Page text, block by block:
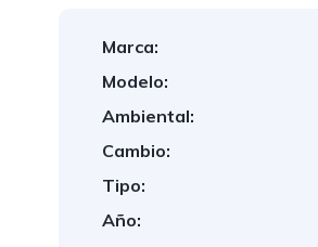
Marca:
Modelo:
Ambiental:
Cambio:
Tipo:
Año: